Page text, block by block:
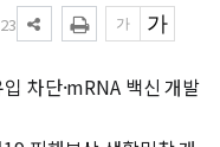
차단·mRNA 백신 개발